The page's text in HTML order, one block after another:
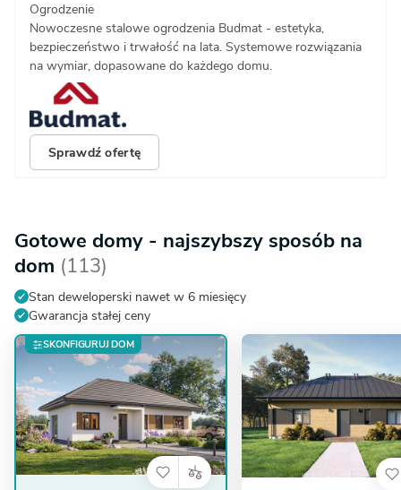
Ogrodzenie
Nowoczesne stalowe ogrodzenia Budmat - estetyka,
bezpieczeństwo i trwałość na lata. Systemowe rozwiązania
na wymiar, dopasowane do każdego domu.
Sprawdź ofertę
Gotowe domy - najszybszy sposób na
dom (113)
Stan deweloperski nawet w 6 miesięcy
Gwarancja stałej ceny
SKONFIGURUJ DOM